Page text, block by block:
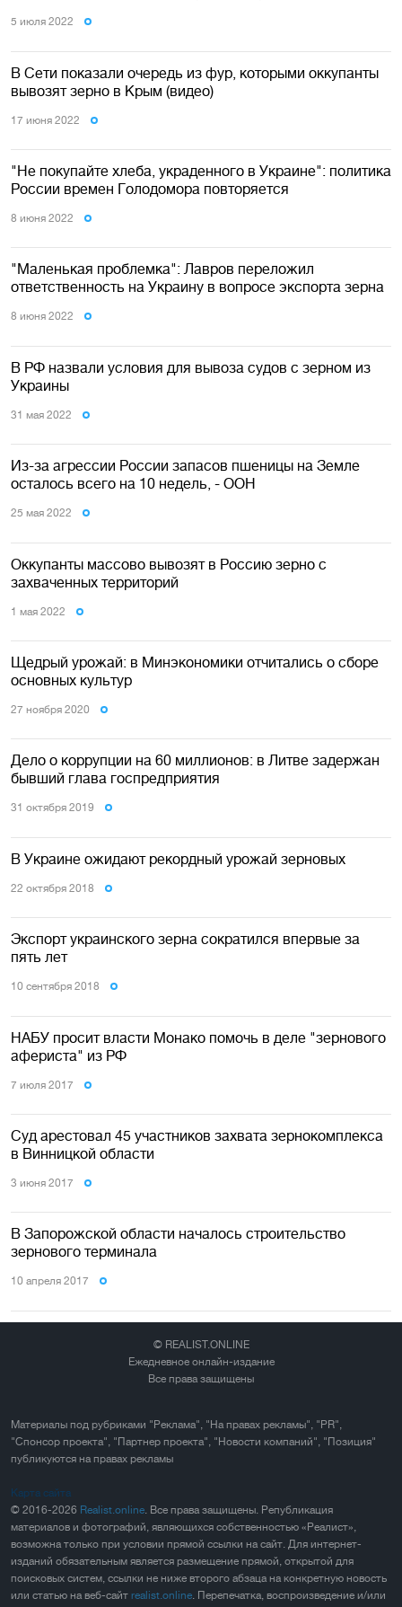
5 июля 2022
В Сети показали очередь из фур, которыми оккупанты
вывозят зерно в Крым (видео)
17 июня 2022
"Не покупайте хлеба, украденного в Украине": политика
России времен Голодомора повторяется
8 июня 2022
"Маленькая проблемка": Лавров переложил
ответственность на Украину в вопросе экспорта зерна
8 июня 2022
В РФ назвали условия для вывоза судов с зерном из
Украины
31 мая 2022
Из-за агрессии России запасов пшеницы на Земле
осталось всего на 10 недель, - ООН
25 мая 2022
Оккупанты массово вывозят в Россию зерно с
захваченных территорий
1 мая 2022
Щедрый урожай: в Минэкономики отчитались о сборе
основных культур
27 ноября 2020
Дело о коррупции на 60 миллионов: в Литве задержан
бывший глава госпредприятия
31 октября 2019
В Украине ожидают рекордный урожай зерновых
22 октября 2018
Экспорт украинского зерна сократился впервые за
пять лет
10 сентября 2018
НАБУ просит власти Монако помочь в деле "зернового
афериста" из РФ
7 июля 2017
Суд арестовал 45 участников захвата зернокомплекса
в Винницкой области
3 июня 2017
В Запорожской области началось строительство
зернового терминала
10 апреля 2017
© REALIST.ONLINE
Ежедневное онлайн-издание
Все права защищены
Материалы под рубриками "Реклама", "На правах рекламы", "PR",
"Спонсор проекта", "Партнер проекта", "Новости компаний", "Позиция"
публикуются на правах рекламы
Карта сайта
© 2016-2026 Realist.online . Все права защищены. Републикация
материалов и фотографий, являющихся собственностью «Реалист»,
возможна только при условии прямой ссылки на сайт. Для интернет-
изданий обязательным является размещение прямой, открытой для
поисковых систем, ссылки не ниже второго абзаца на конкретную новость
или статью на веб-сайт realist.online . Перепечатка, воспроизведение и/или